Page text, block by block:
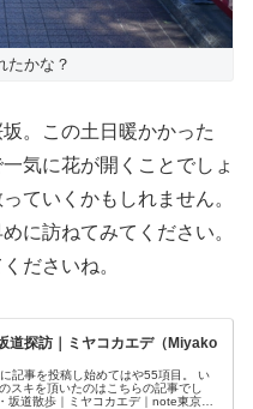
たかな？
。この土日暖かかった
気に花が開くことでしょ
ていくかもしれません。
に訪ねてみてください。
ださいね。
道探訪｜ミヤコカエデ（Miyako
記事を投稿し始めてはや55項目。 い
スキを頂いたのはこちらの記事でし
坂道散歩｜ミヤコカエデ｜note東京と